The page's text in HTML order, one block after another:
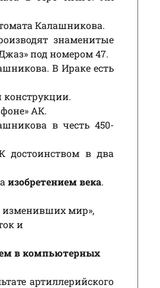
Калашникова.
знаменитые
под номером 47.
В Ираке есть
АК.
в честь 450-
достоинством в два
изобретением века.
изменивших мир»,
и
в компьютерных
артиллерийского